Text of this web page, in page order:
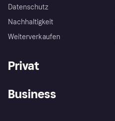
Datenschutz
Nachhaltigkeit
Weiterverkaufen
Privat
Business